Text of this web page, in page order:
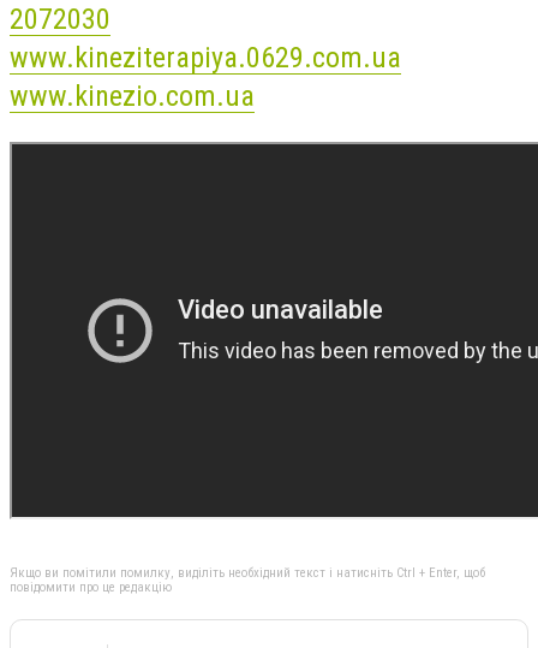
2072030
www.kineziterapiya.0629.com.ua
www.kinezio.com.ua
Якщо ви помітили помилку, виділіть необхідний текст і натисніть Ctrl + Enter, щоб
повідомити про це редакцію